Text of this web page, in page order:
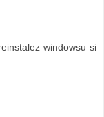
windowsu si